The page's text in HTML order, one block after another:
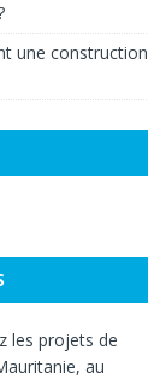
une construction
les projets de
au